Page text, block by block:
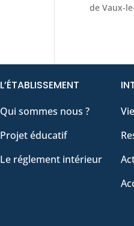
de Vaux-
L’ÉTABLISSEMENT
Qui sommes nous ?
Projet éducatif
Le réglement intérieur